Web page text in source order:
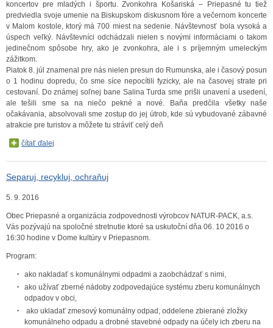
koncertov pre mladých i športu. Zvonkohra Košariská – Priepasné tu tiež
predviedla svoje umenie na Biskupskom diskusnom fóre a večernom koncerte
v Malom kostole, ktorý má 700 miest na sedenie. Návštevnosť bola vysoká a
úspech veľký. Návštevníci odchádzali nielen s novými informáciami o takom
jedinečnom spôsobe hry, ako je zvonkohra, ale i s príjemným umeleckým
zážitkom.
Piatok 8. júl znamenal pre nás nielen presun do Rumunska, ale i časový posun
o 1 hodinu dopredu, čo sme síce nepocítili fyzicky, ale na časovej strate pri
cestovaní. Do známej soľnej bane Salina Turda sme prišli unavení a usedení,
ale tešili sme sa na niečo pekné a nové. Baňa predčila všetky naše
očakávania, absolvovali sme zostup do jej útrob, kde sú vybudované zábavné
atrakcie pre turistov a môžete tu stráviť celý deň
čítať ďalej
Separuj, recykluj, ochraňuj
5. 9. 2016
Obec Priepasné a organizácia zodpovednosti výrobcov NATUR-PACK, a.s.
Vás pozývajú na spoločné stretnutie ktoré sa uskutoční dňa 06. 10 2016 o
16:30 hodine v Dome kultúry v Priepasnom.
Program:
ako nakladať s komunálnymi odpadmi a zaobchádzať s nimi,
ako užívať zberné nádoby zodpovedajúce systému zberu komunálnych
odpadov v obci,
ako ukladať zmesový komunálny odpad, oddelene zbierané zložky
komunálneho odpadu a drobné stavebné odpady na účely ich zberu na